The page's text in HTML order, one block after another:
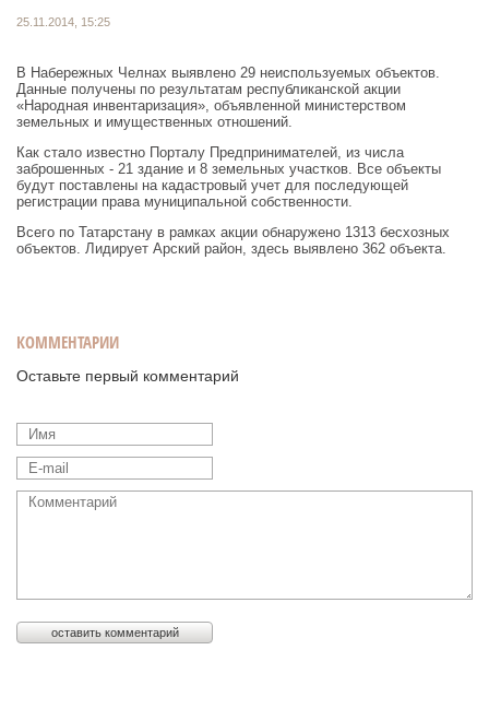
25.11.2014, 15:25
В Набережных Челнах выявлено 29 неиспользуемых объектов.
Данные получены по результатам республиканской акции
«Народная инвентаризация», объявленной министерством
земельных и имущественных отношений.
Как стало известно Порталу Предпринимателей, из числа
заброшенных - 21 здание и 8 земельных участков. Все объекты
будут поставлены на кадастровый учет для последующей
регистрации права муниципальной собственности.
Всего по Татарстану в рамках акции обнаружено 1313 бесхозных
объектов. Лидирует Арский район, здесь выявлено 362 объекта.
КОММЕНТАРИИ
Оставьте первый комментарий